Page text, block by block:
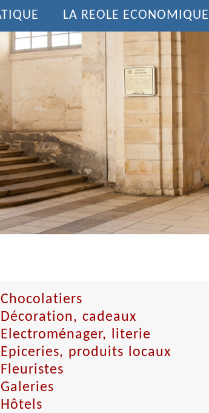
LA REOLE ECONOMIQUE
Chocolatiers
Décoration, cadeaux
Electroménager, literie
Epiceries, produits locaux
Fleuristes
Galeries
Hôtels